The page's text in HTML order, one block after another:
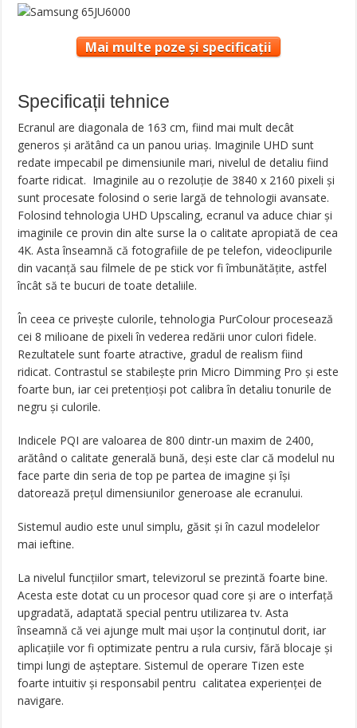
Mai multe poze și specificații
Specificații tehnice
Ecranul are diagonala de 163 cm, fiind mai mult decât
generos și arătând ca un panou uriaș. Imaginile UHD sunt
redate impecabil pe dimensiunile mari, nivelul de detaliu fiind
foarte ridicat. Imaginile au o rezoluție de 3840 x 2160 pixeli și
sunt procesate folosind o serie largă de tehnologii avansate.
Folosind tehnologia UHD Upscaling, ecranul va aduce chiar și
imaginile ce provin din alte surse la o calitate apropiată de cea
4K. Asta înseamnă că fotografiile de pe telefon, videoclipurile
din vacanță sau filmele de pe stick vor fi îmbunătățite, astfel
încât să te bucuri de toate detaliile.
În ceea ce privește culorile, tehnologia PurColour procesează
cei 8 milioane de pixeli în vederea redării unor culori fidele.
Rezultatele sunt foarte atractive, gradul de realism fiind
ridicat. Contrastul se stabilește prin Micro Dimming Pro și este
foarte bun, iar cei pretențioși pot calibra în detaliu tonurile de
negru și culorile.
Indicele PQI are valoarea de 800 dintr-un maxim de 2400,
arătând o calitate generală bună, deși este clar că modelul nu
face parte din seria de top pe partea de imagine și își
datorează prețul dimensiunilor generoase ale ecranului.
Sistemul audio este unul simplu, găsit și în cazul modelelor
mai ieftine.
La nivelul funcțiilor smart, televizorul se prezintă foarte bine.
Acesta este dotat cu un procesor quad core și are o interfață
upgradată, adaptată special pentru utilizarea tv. Asta
înseamnă că vei ajunge mult mai ușor la conținutul dorit, iar
aplicațiile vor fi optimizate pentru a rula cursiv, fără blocaje și
timpi lungi de așteptare. Sistemul de operare Tizen este
foarte intuitiv și responsabil pentru calitatea experienței de
navigare.